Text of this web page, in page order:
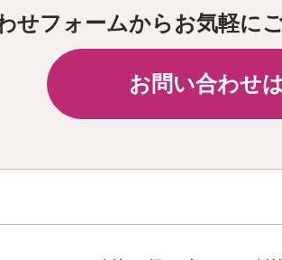
せフォームからお気軽に
お問い合わせ